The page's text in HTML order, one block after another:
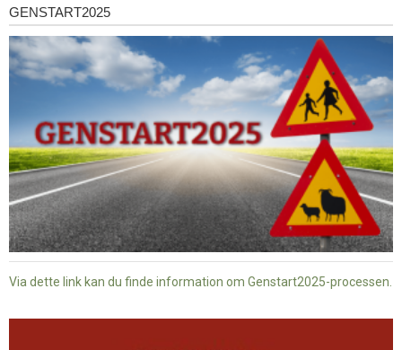
Genstart2025
GENSTART2025
Via dette link kan du finde information om Genstart2025-processen.